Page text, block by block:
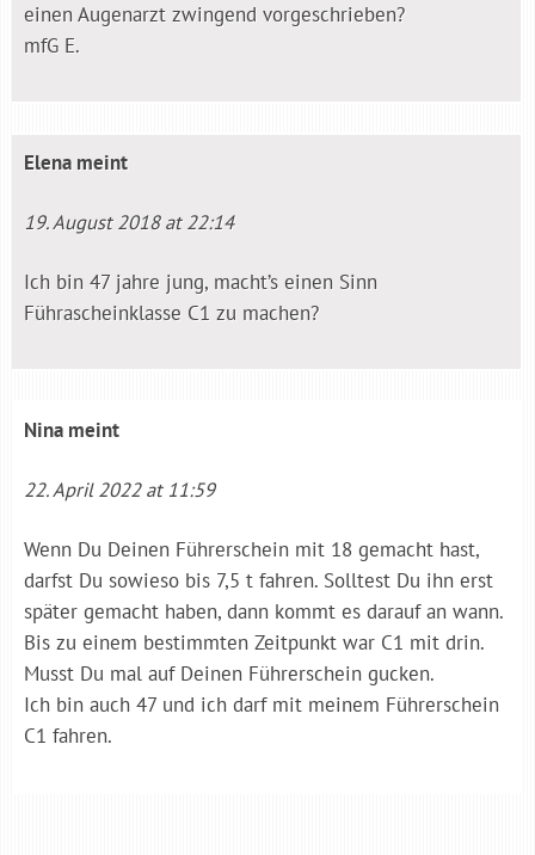
einen Augenarzt zwingend vorgeschrieben?
mfG E.
Elena meint
19. August 2018 at 22:14
Ich bin 47 jahre jung, macht’s einen Sinn
Führascheinklasse C1 zu machen?
Nina meint
22. April 2022 at 11:59
Wenn Du Deinen Führerschein mit 18 gemacht hast,
darfst Du sowieso bis 7,5 t fahren. Solltest Du ihn erst
später gemacht haben, dann kommt es darauf an wann.
Bis zu einem bestimmten Zeitpunkt war C1 mit drin.
Musst Du mal auf Deinen Führerschein gucken.
Ich bin auch 47 und ich darf mit meinem Führerschein
C1 fahren.